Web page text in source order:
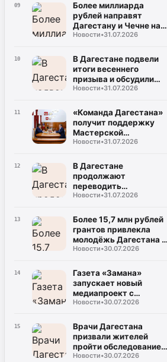
09
Более миллиарда
рублей направят
Дагестану и Чечне на
помощь пострадавшим
Новости•31.07.2026
10
В Дагестане подвели
итоги весеннего
призыва и обсудили
набор на контрактную
Новости•31.07.2026
11
«Команда Дагестана»
получит поддержку
Мастерской
управления «Сенеж»
Новости•31.07.2026
12
В Дагестане
продолжают
переводить
газопроводы под землю
безопасности
Новости•31.07.2026
13
Более 15,7 млн рублей
грантов привлекла
молодёжь Дагестана в
2026 году
Новости•30.07.2026
14
Газета «Замана»
запускает новый
медиапроект с
участием известных
Новости•30.07.2026
15
Врачи Дагестана
призвали жителей
пройти обследование
на гепатит С во время
Новости•30.07.2026